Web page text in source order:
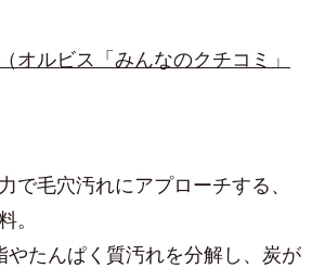
ルビス「みんなのクチコミ」
で毛穴汚れにアプローチする、
。
やたんぱく質汚れを分解し、炭が